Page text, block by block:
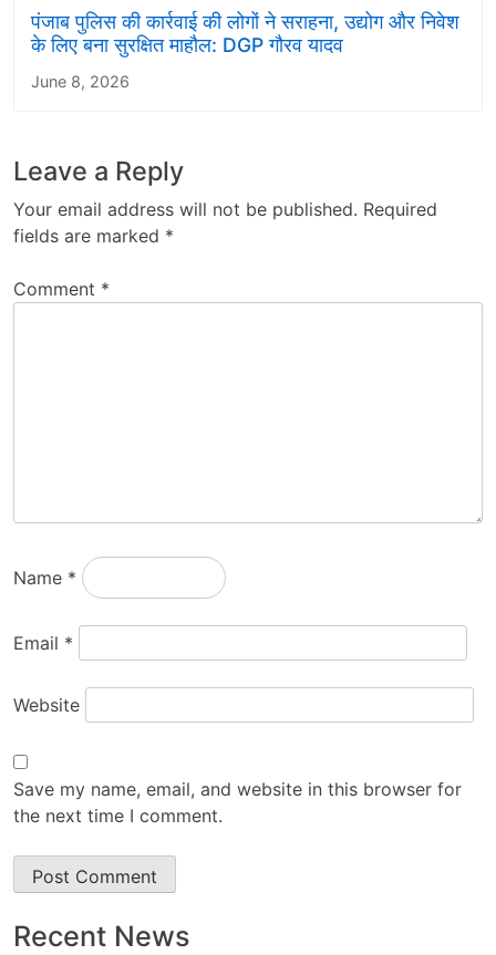
पंजाब पुलिस की कार्रवाई की लोगों ने सराहना, उद्योग और निवेश
के लिए बना सुरक्षित माहौल: DGP गौरव यादव
June 8, 2026
Leave a Reply
Your email address will not be published. Required
fields are marked *
Comment *
Name *
Email *
Website
Save my name, email, and website in this browser for
the next time I comment.
Recent News